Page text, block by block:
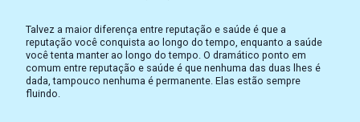
Talvez a maior diferença entre reputação e saúde é que a
reputação você conquista ao longo do tempo, enquanto a saúde
você tenta manter ao longo do tempo. O dramático ponto em
comum entre reputação e saúde é que nenhuma das duas lhes é
dada, tampouco nenhuma é permanente. Elas estão sempre
fluindo.